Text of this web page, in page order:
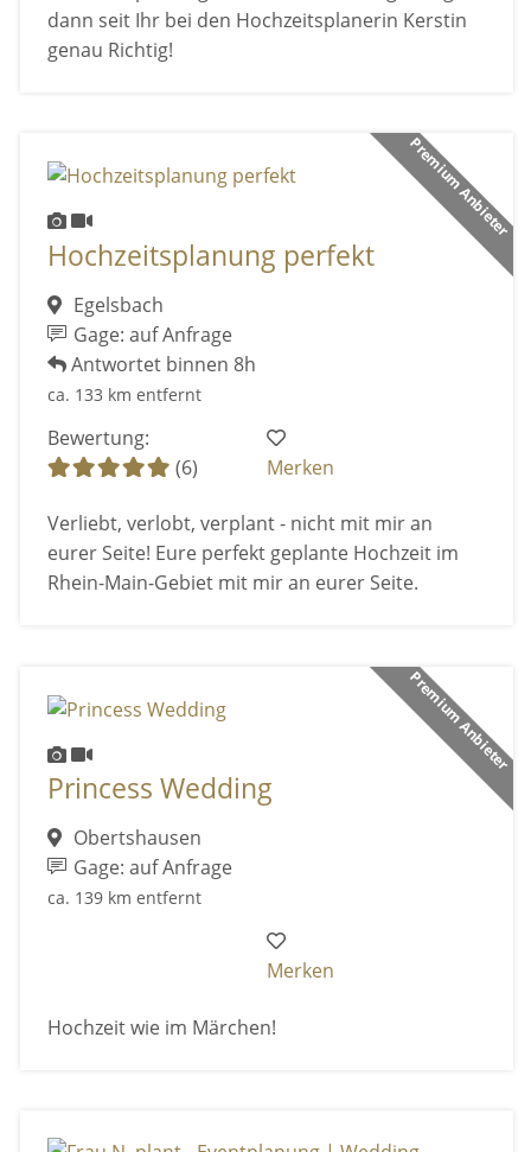
dann seit Ihr bei den Hochzeitsplanerin Kerstin
genau Richtig!
Premium Anbieter
Hochzeitsplanung perfekt
Egelsbach
Gage: auf Anfrage
Antwortet binnen 8h
ca. 133 km entfernt
Bewertung:
(6)
Merken
Verliebt, verlobt, verplant - nicht mit mir an
eurer Seite! Eure perfekt geplante Hochzeit im
Rhein-Main-Gebiet mit mir an eurer Seite.
Premium Anbieter
Princess Wedding
Obertshausen
Gage: auf Anfrage
ca. 139 km entfernt
Merken
Hochzeit wie im Märchen!